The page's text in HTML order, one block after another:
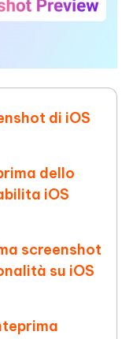
di iOS
dello
iOS
screenshot
su iOS